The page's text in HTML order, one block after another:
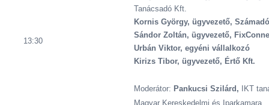
13:30
Tanácsadó Kft.
Kornis György, ügyvezető,
Sándor Zoltán, ügyvezető,
Urbán Viktor, egyéni vállalkozó
Kirizs Tibor, ügyvezető, Értő Kft.
Moderátor: Pankucsi Szilárd,
IKT
Magyar Kereskedelmi és Iparkamara